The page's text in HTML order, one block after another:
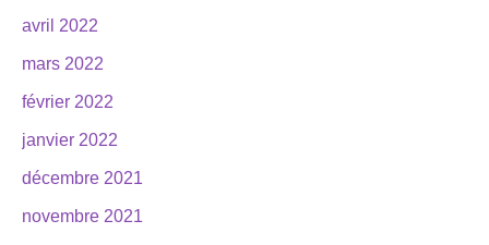
avril 2022
mars 2022
février 2022
janvier 2022
décembre 2021
novembre 2021